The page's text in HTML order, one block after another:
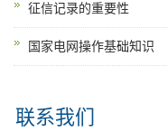
征信记录的重要性
国家电网操作基础知识
联系我们